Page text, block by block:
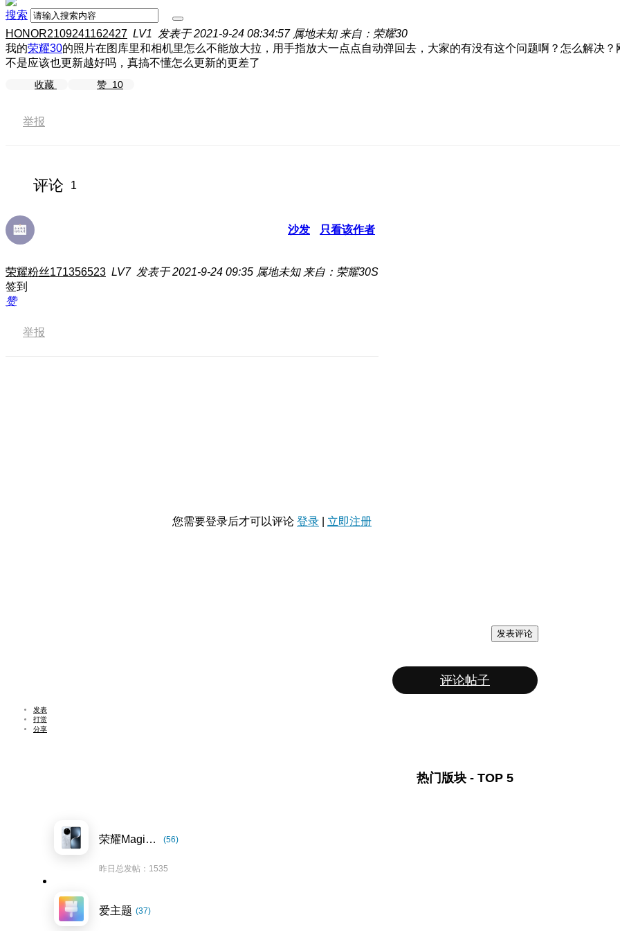
搜索
HONOR2109241162427 LV1 发表于 2021-9-24 08:34:57 属地未知 来自：荣耀30
我的荣耀30的照片在图库里和相机里怎么不能放大拉，用手指放大一点点自动弹回去，大家的有没有这个问题啊？怎么解决
不是应该也更新越好吗，真搞不懂怎么更新的更差了
收藏 赞 10
举报
评论 1
沙发 只看该作者
荣耀粉丝171356523 LV7 发表于 2021-9-24 09:35 属地未知 来自：荣耀30S
签到
赞
举报
您需要登录后才可以评论 登录 立即注册
发表评论
评论帖子
发表
打赏
分享
热门版块 - TOP 5
荣耀Magic7系列 (56)
昨日总发帖：1535
爱主题 (37)